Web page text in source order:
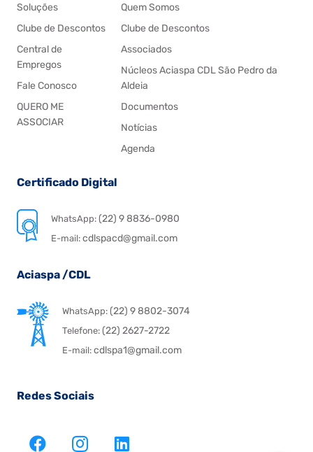
Soluções
Clube de Descontos
Central de
Empregos
Fale Conosco
QUERO ME
ASSOCIAR
Quem Somos
Clube de Descontos
Associados
Núcleos Aciaspa CDL São Pedro da
Aldeia
Documentos
Notícias
Agenda
Certificado Digital
WhatsApp:(22) 9 8836-0980
E-mail: cdlspacd@gmail.com
Aciaspa /CDL
WhatsApp:(22) 9 8802-3074
Telefone:(22) 2627-2722
E-mail:cdlspa1@gmail.com
Redes Sociais